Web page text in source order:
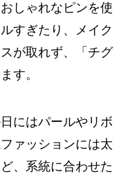
しゃれなピンを使
すぎたり、メイク
が取れず、「チグ
す。
にはパールやリボ
ァッションには太
、系統に合わせた